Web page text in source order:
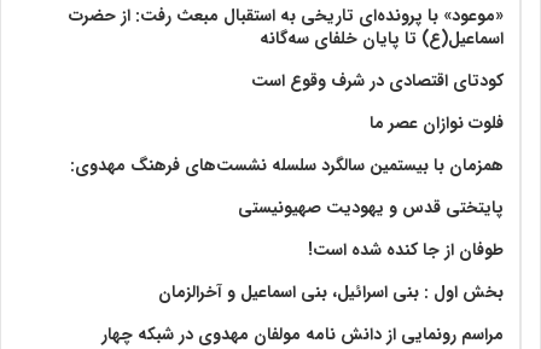
«موعود» با پرونده‌ای تاریخی به استقبال مبعث رفت: از حضرت
اسماعیل(ع) تا پایان خلفای سه‌گانه
کودتای اقتصادی در شرف وقوع است
فلوت نوازان عصر ما
همزمان با بیستمین سالگرد سلسله نشست‌های فرهنگ مهدوی:‌
پایتختی قدس و یهودیت صهیونیستی
طوفان از جا کنده شده است!
بخش اول : بنی اسرائیل، بنی اسماعیل و آخرالزمان
مراسم رونمایی از دانش نامه مولفان مهدوی در شبکه چهار